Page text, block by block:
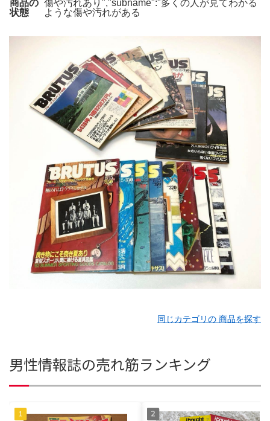
商品の
状態
傷や汚れあり","subname":"多くの人が見てわかる
ような傷や汚れがある
同じカテゴリの 商品を探す
男性情報誌の売れ筋ランキング